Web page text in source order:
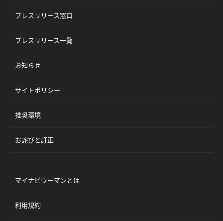
プレスリリース窓口
プレスリリース一覧
お知らせ
サイトポリシー
推奨環境
お詫びと訂正
マイナビウーマンとは
利用規約